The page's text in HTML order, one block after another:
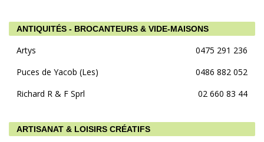
ANTIQUITÉS - BROCANTEURS & VIDE-MAISONS
Artys
0475 291 236
Puces de Yacob (Les)
0486 882 052
Richard R & F Sprl
02 660 83 44
ARTISANAT & LOISIRS CRÉATIFS